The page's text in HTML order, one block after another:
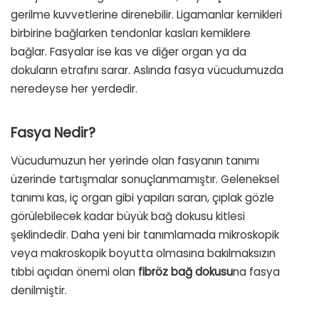
gerilme kuvvetlerine direnebilir. Ligamanlar kemikleri
birbirine bağlarken tendonlar kasları kemiklere
bağlar. Fasyalar ise kas ve diğer organ ya da
dokuların etrafını sarar. Aslında fasya vücudumuzda
neredeyse her yerdedir.
Fasya Nedir?
Vücudumuzun her yerinde olan fasyanın tanımı
üzerinde tartışmalar sonuçlanmamıştır. Geleneksel
tanımı kas, iç organ gibi yapıları saran, çıplak gözle
görülebilecek kadar büyük bağ dokusu kitlesi
şeklindedir. Daha yeni bir tanımlamada mikroskopik
veya makroskopik boyutta olmasına bakılmaksızın
tıbbi açıdan önemi olan fibröz bağ dokusuna fasya
denilmiştir.